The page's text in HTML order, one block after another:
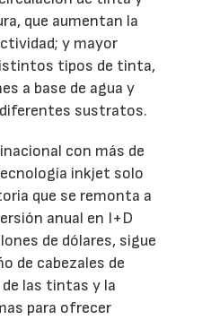
que aumentan la
y mayor
tipos de tinta,
a base de agua y
diferentes sustratos.
con más de
inkjet solo
que se remonta a
anual en I+D
de dólares, sigue
de cabezales de
las tintas y la
para ofrecer